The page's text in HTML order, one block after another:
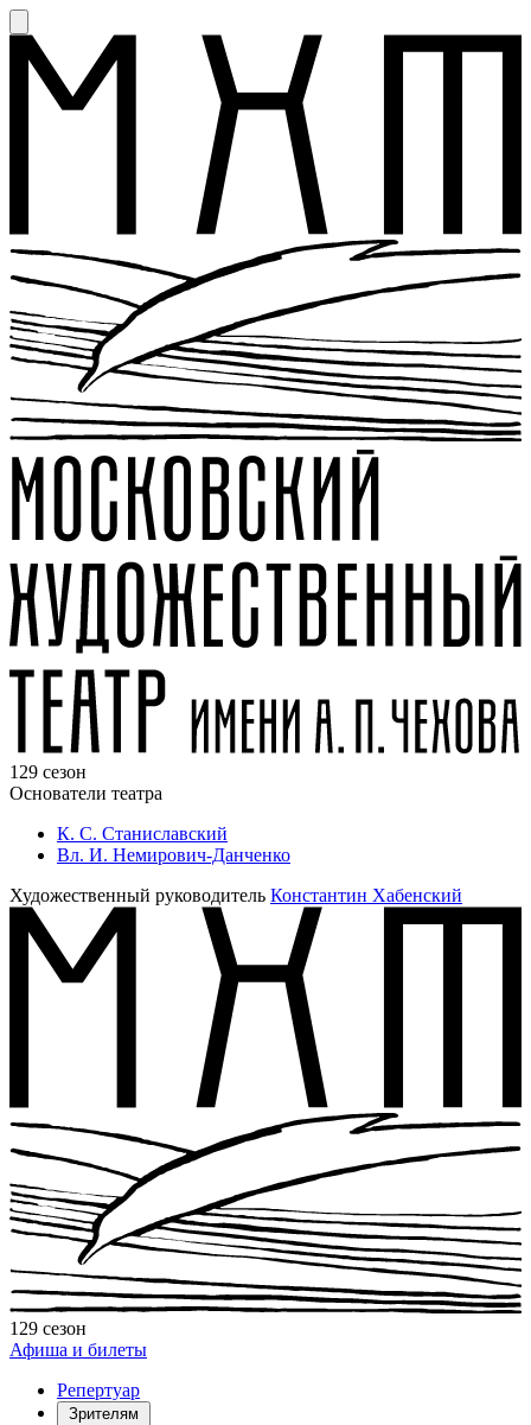
129 сезон
Основатели театра
К. С. Станиславский
Вл. И. Немирович-Данченко
Художественный руководитель Константин Хабенский
129 сезон
Афиша и билеты
Репертуар
Зрителям